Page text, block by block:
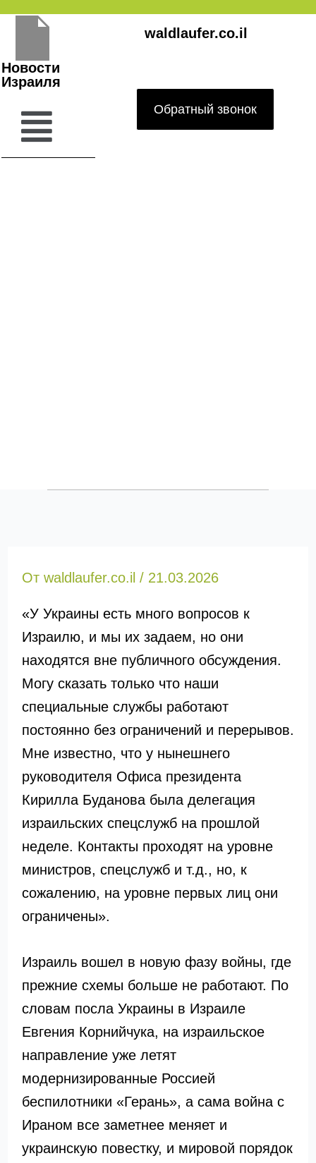
Перейти
содержимому
waldlaufer.co.il
Новости
Израиля
Обратный звонок
От waldlaufer.co.il / 21.03.2026
«У Украины есть много вопросов к
Израилю, и мы их задаем, но они
находятся вне публичного обсуждения.
Могу сказать только что наши
специальные службы работают
постоянно без ограничений и перерывов.
Мне известно, что у нынешнего
руководителя Офиса президента
Кирилла Буданова была делегация
израильских спецслужб на прошлой
неделе. Контакты проходят на уровне
министров, спецслужб и т.д., но, к
сожалению, на уровне первых лиц они
ограничены».
Израиль вошел в новую фазу войны, где
прежние схемы больше не работают. По
словам посла Украины в Израиле
Евгения Корнийчука, на израильское
направление уже летят
модернизированные Россией
беспилотники «Герань», а сама война с
Ираном все заметнее меняет и
украинскую повестку, и мировой порядок